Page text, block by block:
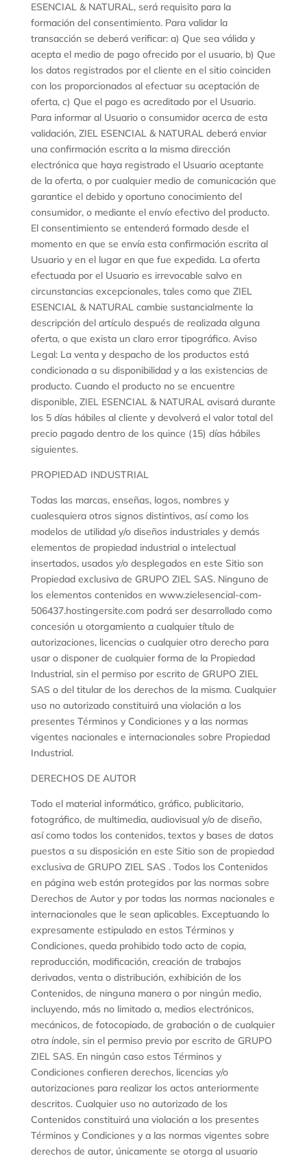
ESENCIAL & NATURAL, será requisito para la
formación del consentimiento. Para validar la
transacción se deberá verificar: a) Que sea válida y
acepta el medio de pago ofrecido por el usuario, b) Que
los datos registrados por el cliente en el sitio coinciden
con los proporcionados al efectuar su aceptación de
oferta, c) Que el pago es acreditado por el Usuario.
Para informar al Usuario o consumidor acerca de esta
validación, ZIEL ESENCIAL & NATURAL deberá enviar
una confirmación escrita a la misma dirección
electrónica que haya registrado el Usuario aceptante
de la oferta, o por cualquier medio de comunicación que
garantice el debido y oportuno conocimiento del
consumidor, o mediante el envío efectivo del producto.
El consentimiento se entenderá formado desde el
momento en que se envía esta confirmación escrita al
Usuario y en el lugar en que fue expedida. La oferta
efectuada por el Usuario es irrevocable salvo en
circunstancias excepcionales, tales como que ZIEL
ESENCIAL & NATURAL cambie sustancialmente la
descripción del artículo después de realizada alguna
oferta, o que exista un claro error tipográfico. Aviso
Legal: La venta y despacho de los productos está
condicionada a su disponibilidad y a las existencias de
producto. Cuando el producto no se encuentre
disponible, ZIEL ESENCIAL & NATURAL avisará durante
los 5 días hábiles al cliente y devolverá el valor total del
precio pagado dentro de los quince (15) días hábiles
siguientes.
PROPIEDAD INDUSTRIAL
Todas las marcas, enseñas, logos, nombres y
cualesquiera otros signos distintivos, así como los
modelos de utilidad y/o diseños industriales y demás
elementos de propiedad industrial o intelectual
insertados, usados y/o desplegados en este Sitio son
Propiedad exclusiva de GRUPO ZIEL SAS. Ninguno de
los elementos contenidos en www.zielesencial-com-
506437.hostingersite.com podrá ser desarrollado como
concesión u otorgamiento a cualquier título de
autorizaciones, licencias o cualquier otro derecho para
usar o disponer de cualquier forma de la Propiedad
Industrial, sin el permiso por escrito de GRUPO ZIEL
SAS o del titular de los derechos de la misma. Cualquier
uso no autorizado constituirá una violación a los
presentes Términos y Condiciones y a las normas
vigentes nacionales e internacionales sobre Propiedad
Industrial.
DERECHOS DE AUTOR
Todo el material informático, gráfico, publicitario,
fotográfico, de multimedia, audiovisual y/o de diseño,
así como todos los contenidos, textos y bases de datos
puestos a su disposición en este Sitio son de propiedad
exclusiva de GRUPO ZIEL SAS . Todos los Contenidos
en página web están protegidos por las normas sobre
Derechos de Autor y por todas las normas nacionales e
internacionales que le sean aplicables. Exceptuando lo
expresamente estipulado en estos Términos y
Condiciones, queda prohibido todo acto de copia,
reproducción, modificación, creación de trabajos
derivados, venta o distribución, exhibición de los
Contenidos, de ninguna manera o por ningún medio,
incluyendo, más no limitado a, medios electrónicos,
mecánicos, de fotocopiado, de grabación o de cualquier
otra índole, sin el permiso previo por escrito de GRUPO
ZIEL SAS. En ningún caso estos Términos y
Condiciones confieren derechos, licencias y/o
autorizaciones para realizar los actos anteriormente
descritos. Cualquier uso no autorizado de los
Contenidos constituirá una violación a los presentes
Términos y Condiciones y a las normas vigentes sobre
derechos de autor, únicamente se otorga al usuario